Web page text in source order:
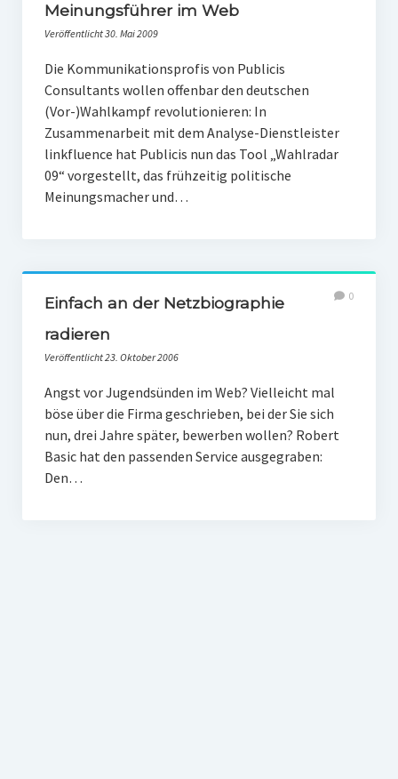
PR-Studien
Gesellschaft & Medien
Infografik-Themengarten
Künstliche Intelligenz
Zukunft der Bildung
Vom Trend zur Tonne
Meinungsführer im Web
Veröffentlicht 30. Mai 2009
Die Kommunikationsprofis von Publicis
Consultants wollen offenbar den deutschen
(Vor-)Wahlkampf revolutionieren: In
Zusammenarbeit mit dem Analyse-Dienstleister
linkfluence hat Publicis nun das Tool „Wahlradar
09“ vorgestellt, das frühzeitig politische
Meinungsmacher und…
Einfach an der Netzbiographie
radieren
Veröffentlicht 23. Oktober 2006
0
Angst vor Jugendsünden im Web? Vielleicht mal
böse über die Firma geschrieben, bei der Sie sich
nun, drei Jahre später, bewerben wollen? Robert
Basic hat den passenden Service ausgegraben:
Den…